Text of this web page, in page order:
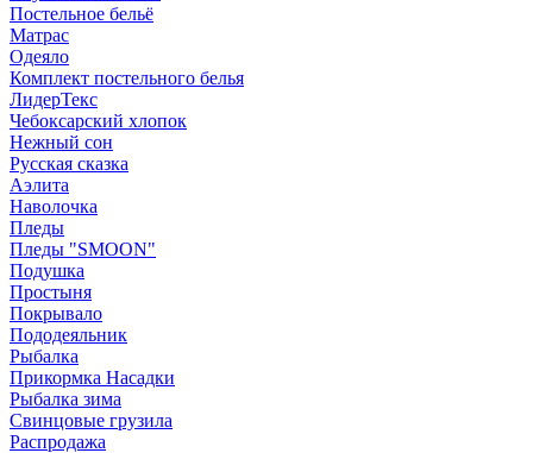
Постельное бельё
Матрас
Одеяло
Комплект постельного белья
ЛидерТекс
Чебоксарский хлопок
Нежный сон
Русская сказка
Аэлита
Наволочка
Пледы
Пледы "SMOON"
Подушка
Простыня
Покрывало
Пододеяльник
Рыбалка
Прикормка Насадки
Рыбалка зима
Свинцовые грузила
Распродажа